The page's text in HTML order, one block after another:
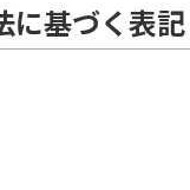
に基づく表記